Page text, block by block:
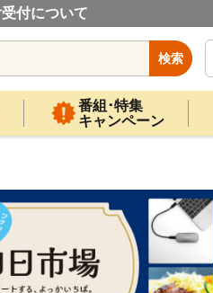
付について
検索
番組･特集
キャンペーン